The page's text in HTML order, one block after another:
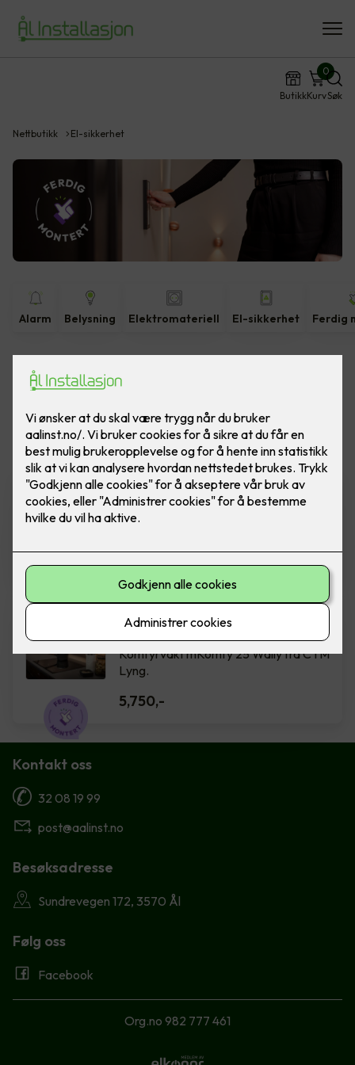
ButikkKurv
0
Søk
Nettbutikk El-sikkerhet
Alarm Belysning Elektromateriell El-sikkerhet Ferdig
Vis flerefiltre
Rehabilitering av sikringsskap
Ferdig montert rehab sikringsskap m/
18,800,-
m/trådløs sensor
Komfyrvakt mKomfy 25 Wally fra CTM
Lyng.
5,750,-
Kontakt oss
32 08 19 99
post@aalinst.no
Besøksadresse
Sundrevegen 172, 3570 Ål
Følg oss
Facebook
Org.no 982 777 461